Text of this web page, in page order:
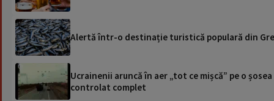
Alertă într-o destinație turistică populară din
Ucrainenii aruncă în aer „tot ce mișcă” pe o
controlat complet